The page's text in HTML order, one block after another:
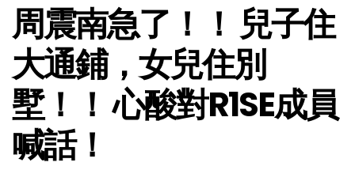
周震南急了！！ 兒子住
大通鋪，女兒住別
墅！！ 心酸對R1SE成員
喊話！